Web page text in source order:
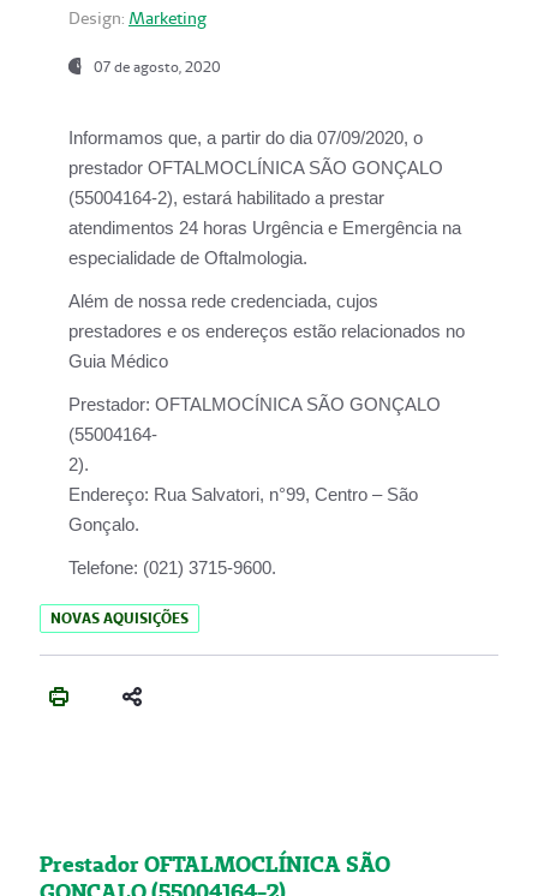
Design: Marketing
07 de agosto, 2020
Informamos que, a partir do dia07/09/2020, o
prestador OFTALMOCLÍNICA SÃO GONÇALO
(55004164-2), estará habilitado a prestar
atendimentos 24 horas Urgência e Emergência na
especialidade de Oftalmologia.
Além de nossa rede credenciada, cujos
prestadores e os endereços estão relacionados no
Guia Médico
Prestador: OFTALMOCÍNICA SÃO GONÇALO
(55004164-
2).
Endereço: Rua Salvatori, n°99, Centro – São
Gonçalo.
Telefone: (021) 3715-9600.
NOVAS AQUISIÇÕES
Prestador OFTALMOCLÍNICA SÃO